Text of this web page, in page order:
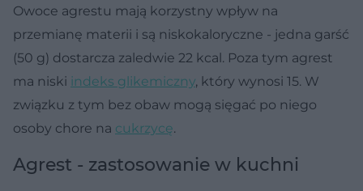
Owoce agrestu mają korzystny wpływ na
przemianę materii i są niskokaloryczne - jedna garść
(50 g) dostarcza zaledwie 22 kcal. Poza tym agrest
ma niski indeks glikemiczny, który wynosi 15. W
związku z tym bez obaw mogą sięgać po niego
osoby chore na cukrzycę.
Agrest - zastosowanie w kuchni